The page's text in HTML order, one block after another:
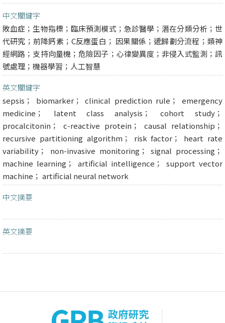
中文關鍵字
敗血症；生物指標；臨床預測模式；急診醫學；潛在分類分析；世
代研究；前降鈣素；C反應蛋白； 因果關係；遞歸劃分流程；類神
經網路；支持向量機；危險因子；心律變異度；非侵入式監測；訊
號處理；機器學習；人工智慧
英文關鍵字
sepsis； biomarker； clinical prediction rule； emergency
medicine； latent class analysis； cohort study；
procalcitonin； c-reactive protein； causal relationship；
recursive partitioning algorithm； risk factor； heart rate
variability； non-invasive monitoring； signal processing；
machine learning； artificial intelligence； support vector
machine； artificial neural network
中文摘要
英文摘要